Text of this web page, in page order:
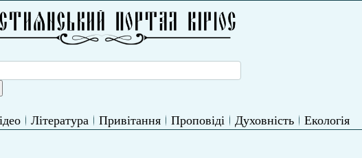
Література Привітання Проповіді Духовність Екологія